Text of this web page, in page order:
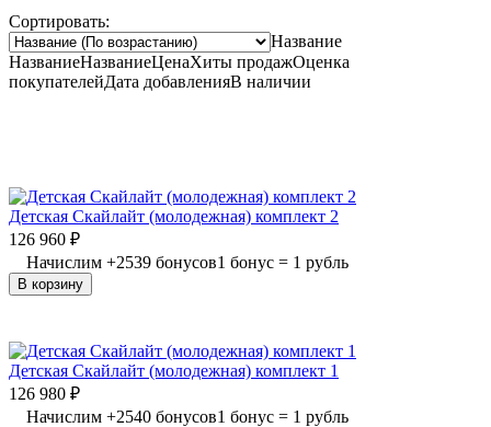
Сортировать:
Название
НазваниеНазваниеЦенаХиты продажОценка
покупателейДата добавленияВ наличии
Детская Скайлайт (молодежная) комплект 2
126 960 ₽
Начислим +2539 бонусов1 бонус = 1 рубль
В корзину
Детская Скайлайт (молодежная) комплект 1
126 980 ₽
Начислим +2540 бонусов1 бонус = 1 рубль